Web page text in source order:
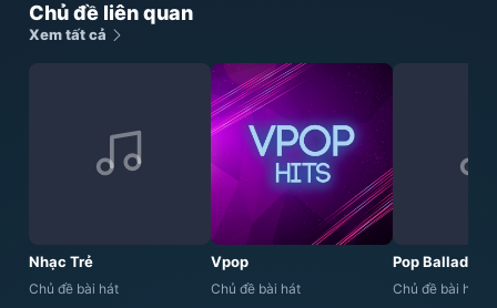
Chủ đề liên quan
Xem tất cả
Nhạc Trẻ
Chủ đề bài hát
Vpop
Chủ đề bài hát
Pop Ballad
Chủ đề bài hát